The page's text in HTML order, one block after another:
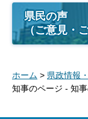
県民の声
（ご意見・
ホーム > 県政情報
知事のページ - 知